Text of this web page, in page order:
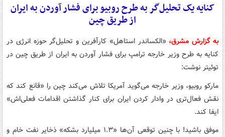
کنایه یک تحلیل‌گر به طرح روبیو برای فشار آوردن به ایران
از طریق چین
به گزارش مشرق، «الکساندر استاهل» کارآفرین و تحلیل‌گر حوزه انرژی در
کنایه به طرح وزیر خارجه ترامپ برای فشار آوردن به ایران از طریق چین در
توئیتر نوشت:
مارکو روبیو، وزیر خارجه می‌گوید آمریکا تلاش می‌کند چین را «قانع کند که
نقش فعال‌تری در وادار کردن ایران برای کنار گذاشتن اقدامات فعلی‌اش»
ایفا کند.
موفق باشید! با چنین توقعی آن‌ها «۱.۳ میلیارد بشکه» ذخایر نفت خام و